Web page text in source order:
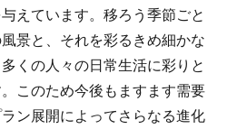
えています。移ろう季節ごと
景と、それを彩るきめ細かな
くの人々の日常生活に彩りと
このため今後もますます需要
ン展開によってさらなる進化